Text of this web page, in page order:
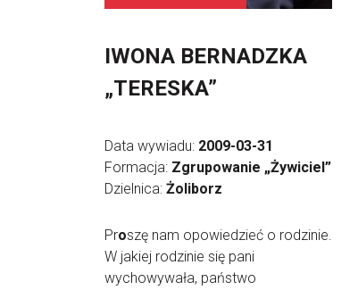
IWONA BERNADZKA
„TERESKA”
Data wywiadu: 2009-03-31
Formacja: Zgrupowanie „Żywiciel”
Dzielnica: Żoliborz
Proszę nam opowiedzieć o rodzinie.
W jakiej rodzinie się pani
wychowywała, państwo